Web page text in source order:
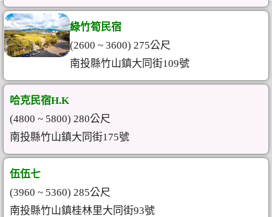
綠竹筍民宿
(2600 ~ 3600) 275公尺
南投縣竹山鎮大同街109號
哈克民宿H.K
(4800 ~ 5800) 280公尺
南投縣竹山鎮大同街175號
伍伍七
(3960 ~ 5360) 285公尺
南投縣竹山鎮桂林里大同街93號